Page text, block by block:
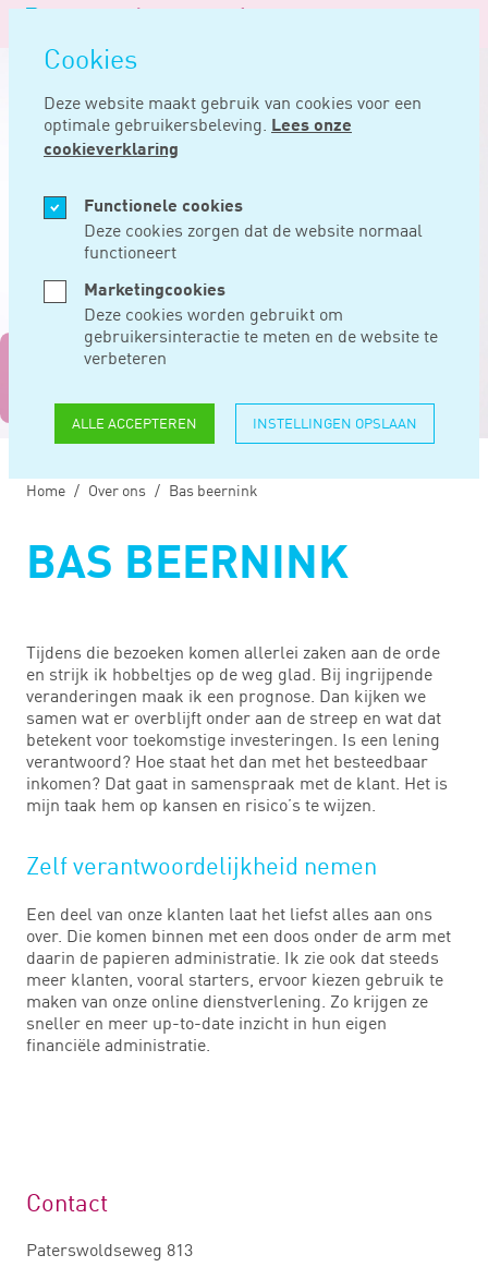
overslaan
Cookies
Deze website maakt gebruik van cookies voor een
optimale gebruikersbeleving. Lees onze
cookieverklaring
Functionele cookies
Deze cookies zorgen dat de website normaal
functioneert
Marketingcookies
Deze cookies worden gebruikt om
gebruikersinteractie te meten en de website te
verbeteren
ALLE ACCEPTEREN INSTELLINGEN OPSLAAN
Logo
Noord
Negentig
'Minstens een keer
Home Over ons Bas beernink
BAS BEERNINK
Tijdens die bezoeken komen allerlei zaken aan de orde
en strijk ik hobbeltjes op de weg glad. Bij ingrijpende
veranderingen maak ik een prognose. Dan kijken we
samen wat er overblijft onder aan de streep en wat dat
betekent voor toekomstige investeringen. Is een lening
verantwoord? Hoe staat het dan met het besteedbaar
inkomen? Dat gaat in samenspraak met de klant. Het is
mijn taak hem op kansen en risico’s te wijzen.
Zelf verantwoordelijkheid nemen
Een deel van onze klanten laat het liefst alles aan ons
over. Die komen binnen met een doos onder de arm met
daarin de papieren administratie. Ik zie ook dat steeds
meer klanten, vooral starters, ervoor kiezen gebruik te
maken van onze online dienstverlening. Zo krijgen ze
sneller en meer up-to-date inzicht in hun eigen
financiële administratie.
Contact
Paterswoldseweg 813